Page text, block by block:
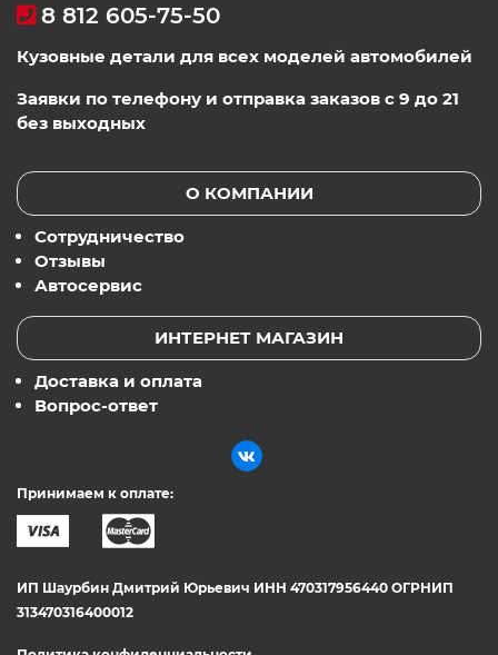
8 812 605-75-50
Кузовные детали для всех моделей автомобилей
Заявки по телефону и отправка заказов с 9 до 21
без выходных
О КОМПАНИИ
Сотрудничество
Отзывы
Автосервис
ИНТЕРНЕТ МАГАЗИН
Доставка и оплата
Вопрос-ответ
Принимаем к оплате:
ИП Шаурбин Дмитрий Юрьевич ИНН 470317956440 ОГРНИП
313470316400012